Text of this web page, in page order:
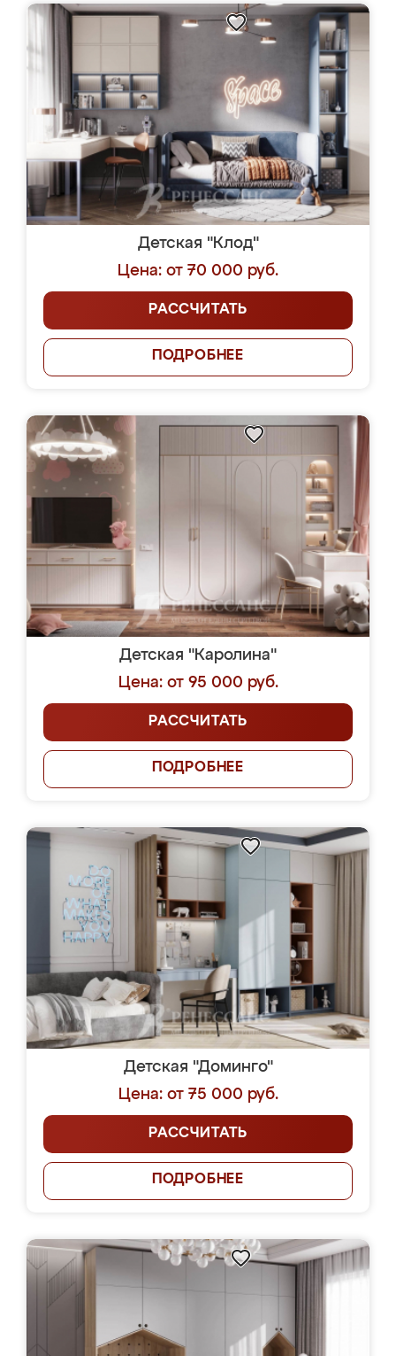
Детская "Клод"
Цена: от 70 000 руб.
РАССЧИТАТЬ
ПОДРОБНЕЕ
Детская "Каролина"
Цена: от 95 000 руб.
РАССЧИТАТЬ
ПОДРОБНЕЕ
Детская "Доминго"
Цена: от 75 000 руб.
РАССЧИТАТЬ
ПОДРОБНЕЕ